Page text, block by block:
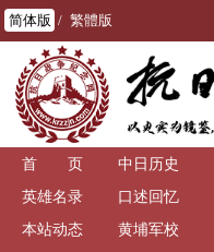
简体版 / 繁體版
首 页 中日历史
英雄名录
口述回忆
本站动态
黄埔军校